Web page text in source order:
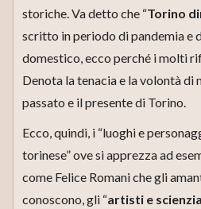
storiche. Va detto che “Torino
scritto in periodo di pandemia e
domestico, ecco perché i molti
Denota la tenacia e la volontà di
passato e il presente di Torino.
Ecco, quindi, i “luoghi e
torinese” ove si apprezza ad
come Felice Romani che gli
conoscono, gli “artisti e